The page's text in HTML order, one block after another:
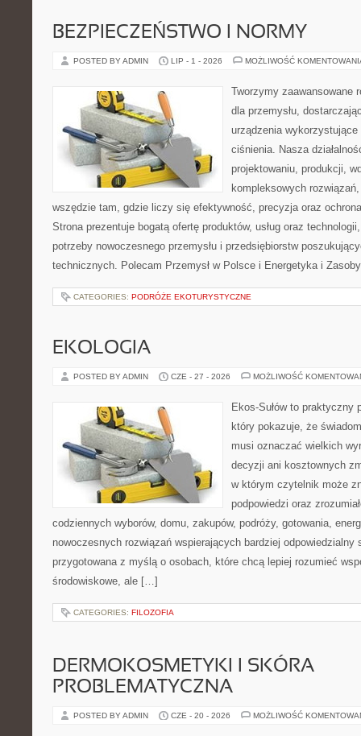
BEZPIECZEŃSTWO I NORMY
POSTED BY ADMIN LIP - 1 - 2026 MOŻLIWOŚĆ
Tworzymy zaawansowane
dla przemysłu,
urządzenia
ciśnienia. Nasza
projektowaniu, produkcji,
kompleksowych
wszędzie tam, gdzie liczy się efektywność, precyzja oraz
Strona prezentuje bogatą ofertę produktów, usług oraz
potrzeby nowoczesnego przemysłu i przedsiębiorstw
technicznych. Polecam Przemysł w Polsce i Energetyka i
CATEGORIES: PODRÓŻE EKOTURYSTYCZNE
EKOLOGIA
POSTED BY ADMIN CZE - 27 - 2026 MOŻLIWOŚĆ
Ekos-Sułów to praktyczny
który pokazuje, że
musi oznaczać wielkich
decyzji ani kosztownych
w którym czytelnik może
podpowiedzi oraz
codziennych wyborów, domu, zakupów, podróży, gotowania,
nowoczesnych rozwiązań wspierających bardziej odpowiedzialny
przygotowana z myślą o osobach, które chcą lepiej rozumieć
środowiskowe, ale […]
CATEGORIES: FILOZOFIA
DERMOKOSMETYKI I SKÓRA
PROBLEMATYCZNA
POSTED BY ADMIN CZE - 20 - 2026 MOŻLIWOŚĆ